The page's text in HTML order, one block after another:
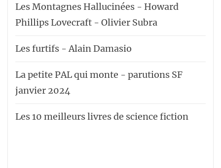
Les Montagnes Hallucinées - Howard
Phillips Lovecraft - Olivier Subra
Les furtifs - Alain Damasio
La petite PAL qui monte - parutions SF
janvier 2024
Les 10 meilleurs livres de science fiction